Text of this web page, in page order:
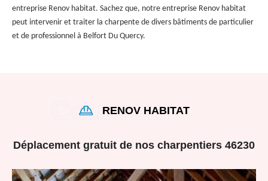
entreprise Renov habitat. Sachez que, notre entreprise Renov habitat
peut intervenir et traiter la charpente de divers bâtiments de particulier
et de professionnel à Belfort Du Quercy.
RENOV HABITAT
Déplacement gratuit de nos charpentiers 46230